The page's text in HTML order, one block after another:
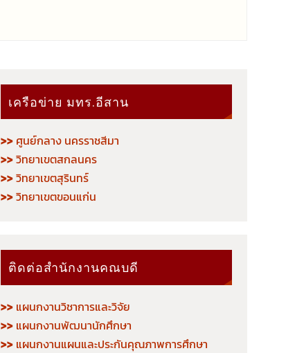
เครือข่าย มทร.อีสาน
>> ศูนย์กลาง นครราชสีมา
>>วิทยาเขตสกลนคร
>>วิทยาเขตสุรินทร์
>>วิทยาเขตขอนแก่น
ติดต่อสำนักงานคณบดี
>> แผนกงานวิชาการและวิจัย
>> แผนกงานพัฒนานักศึกษา
>> แผนกงานแผนและประกันคุณภาพการศึกษา